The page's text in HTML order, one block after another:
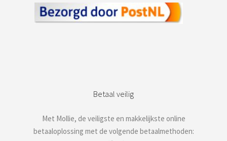
Betaal veilig
Met Mollie, de veiligste en makkelijkste online
betaaloplossing met de volgende betaalmethoden: